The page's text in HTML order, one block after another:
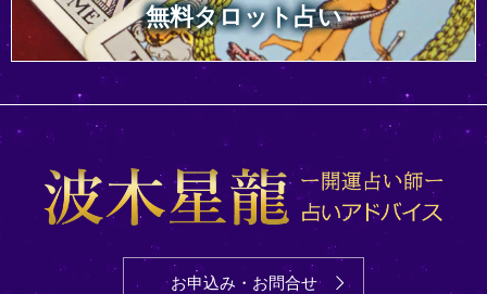
無料タロット占い
お申込み・お問合せ